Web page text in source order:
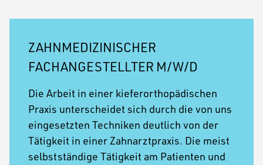
ZAHNMEDIZINISCHER
FACHANGESTELLTER M/W/D
Die Arbeit in einer kieferorthopädischen
Praxis unterscheidet sich durch die von uns
eingesetzten Techniken deutlich von der
Tätigkeit in einer Zahnarztpraxis. Die meist
selbstständige Tätigkeit am Patienten und